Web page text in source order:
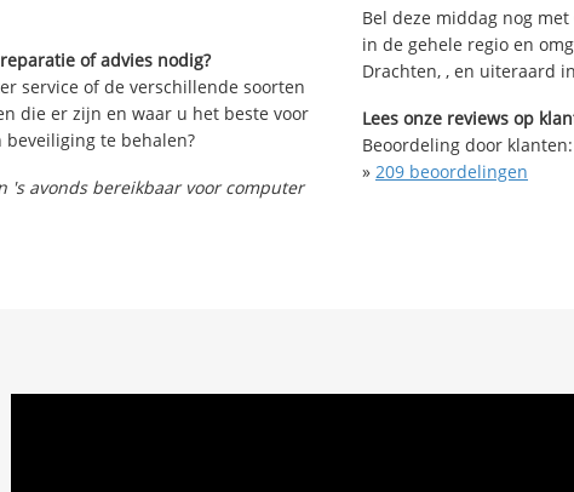
of advies nodig?
service of de verschillende soorten
die er zijn en waar u het beste voor
beveiliging te behalen?
's avonds bereikbaar voor computer
Bel deze middag nog
in de gehele regio en
Drachten, , en uiteraard
Lees onze reviews op
Beoordeling door klanten:
» 209 beoordelingen